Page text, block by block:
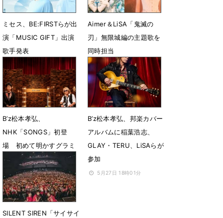
ミセス、BE:FIRSTらが出
演「MUSIC GIFT」出演
歌手発表
7月12日 13時10分
Aimer＆LiSA「鬼滅の
刃」無限城編の主題歌を
同時担当
6月29日 13時43分
B’z松本孝弘、
NHK「SONGS」初登
場 初めて明かすグラミ
ー賞受賞の裏側
7月12日 18時17分
B’z松本孝弘、邦楽カバー
アルバムに稲葉浩志、
GLAY・TERU、LiSAらが
参加
5月27日 18時01分
SILENT SIREN「サイサイ